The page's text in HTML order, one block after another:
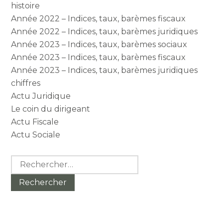
histoire
Année 2022 – Indices, taux, barèmes fiscaux
Année 2022 – Indices, taux, barèmes juridiques
Année 2023 – Indices, taux, barèmes sociaux
Année 2023 – Indices, taux, barèmes fiscaux
Année 2023 – Indices, taux, barèmes juridiques
chiffres
Actu Juridique
Le coin du dirigeant
Actu Fiscale
Actu Sociale
Rechercher :